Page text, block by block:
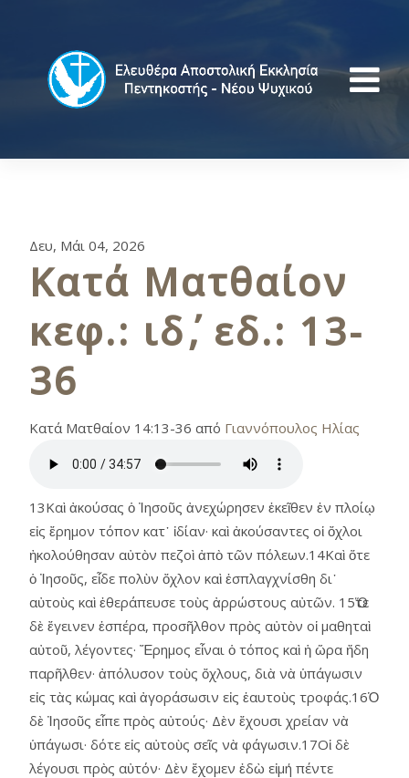
Δευ, Μάι 04, 2026
Κατά Ματθαίον
κεφ.: ιδ΄, εδ.: 13-
36
Κατά Ματθαίον 14:13-36 από Γιαννόπουλος Ηλίας
13Καὶ ἀκούσας ὁ Ἰησοῦς ἀνεχώρησεν ἐκεῖθεν ἐν πλοίῳ
εἰς ἔρημον τόπον κατ᾿ ἰδίαν· καὶ ἀκούσαντες οἱ ὄχλοι
ἠκολούθησαν αὐτὸν πεζοὶ ἀπὸ τῶν πόλεων.14Καὶ ὅτε
ὁ Ἰησοῦς, εἶδε πολὺν ὄχλον καὶ ἐσπλαγχνίσθη δι᾿
αὐτοὺς καὶ ἐθεράπευσε τοὺς ἀρρώστους αὐτῶν. 15Ὅτε
δὲ ἔγεινεν ἑσπέρα, προσῆλθον πρὸς αὐτὸν οἱ μαθηταὶ
αὐτοῦ, λέγοντες· Ἔρημος εἶναι ὁ τόπος καὶ ἡ ὥρα ἤδη
παρῆλθεν· ἀπόλυσον τοὺς ὄχλους, διὰ νὰ ὑπάγωσιν
εἰς τὰς κώμας καὶ ἀγοράσωσιν εἰς ἑαυτοὺς τροφάς.16Ὁ
δὲ Ἰησοῦς εἶπε πρὸς αὐτούς· Δὲν ἔχουσι χρείαν νὰ
ὑπάγωσι· δότε εἰς αὐτοὺς σεῖς νὰ φάγωσιν.17Οἱ δὲ
λέγουσι πρὸς αὐτόν· Δὲν ἔχομεν ἐδὼ εἰμή πέντε